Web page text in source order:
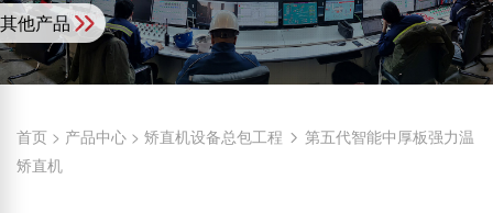
首页 > 产品中心 > 矫直机设备总包工程
第五代智能中厚板强力温
矫直机
其他产品